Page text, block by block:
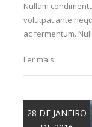
Nullam
volutpat ante
ac fermentum.
Ler mais
28 DE JANEIRO